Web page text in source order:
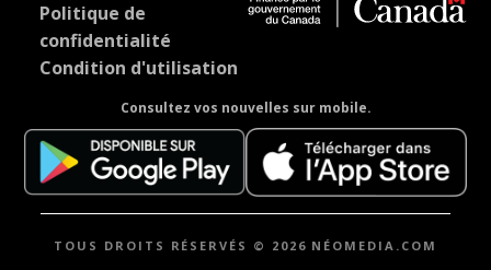
Politique de
confidentialité
Condition d'utilisation
Consultez vos nouvelles sur mobile.
TOUS DROITS RÉSERVÉS © 2026 NÉOMEDIA.COM